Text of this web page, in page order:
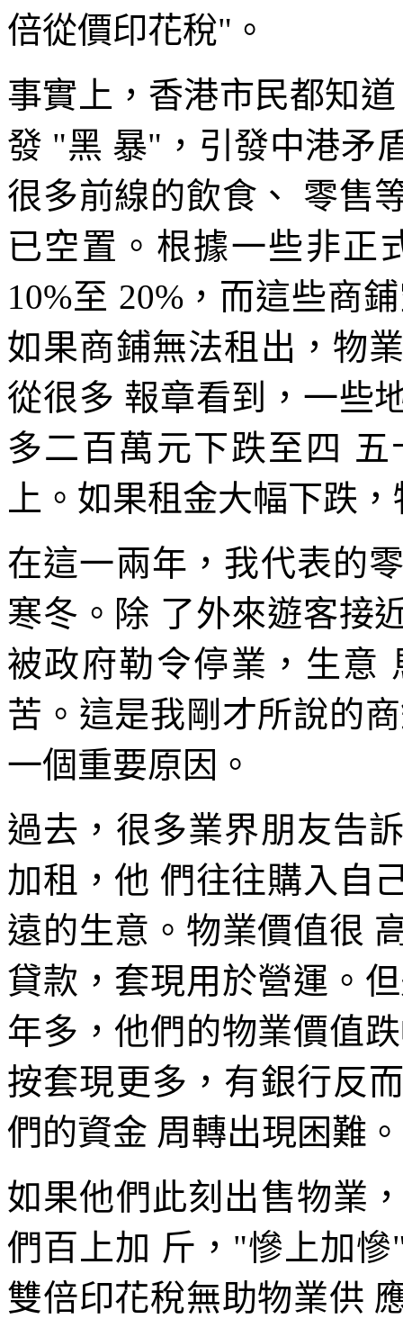
倍從價印花稅"。
事實上，香港市民都知
發 "黑 暴"，引發中港矛
很多前線的飲食、 零售
已空置。根據一些非正
10%至 20%，而這些商
如果商鋪無法租出，物
從很多 報章看到，一些
多二百萬元下跌至四
上。如果租金大幅下跌
在這一兩年，我代表的
寒冬。除 了外來遊客接
被政府勒令停業，生意
苦。這是我剛才所說的
一個重要原因。
過去，很多業界朋友告
加租，他 們往往購入自
遠的生意。物業價值很
貸款，套現用於營運。
年多，他們的物業價值
按套現更多，有銀行反
們的資金 周轉出現困難。
如果他們此刻出售物業
們百上加 斤，"慘上加
雙倍印花稅無助物業供